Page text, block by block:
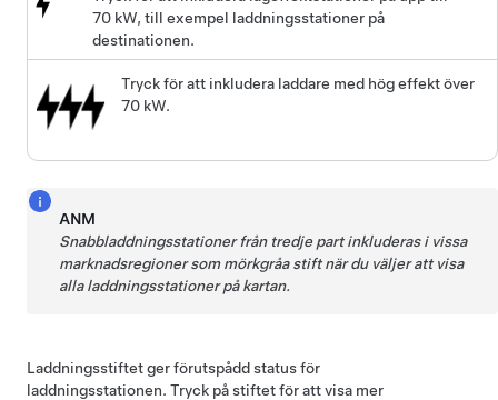
70 kW, till exempel laddningsstationer på
destinationen.
Tryck för att inkludera laddare med hög effekt över
70 kW.
ANM
Snabbladdningsstationer från tredje part inkluderas i vissa
marknadsregioner som mörkgråa stift när du väljer att visa
alla laddningsstationer på kartan.
Laddningsstiftet ger förutspådd status för
laddningsstationen. Tryck på stiftet för att visa mer